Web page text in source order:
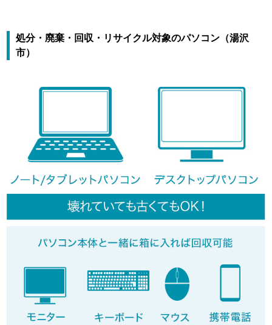
処分・廃棄・回収・リサイクル対象のパソコン（湯沢
市）